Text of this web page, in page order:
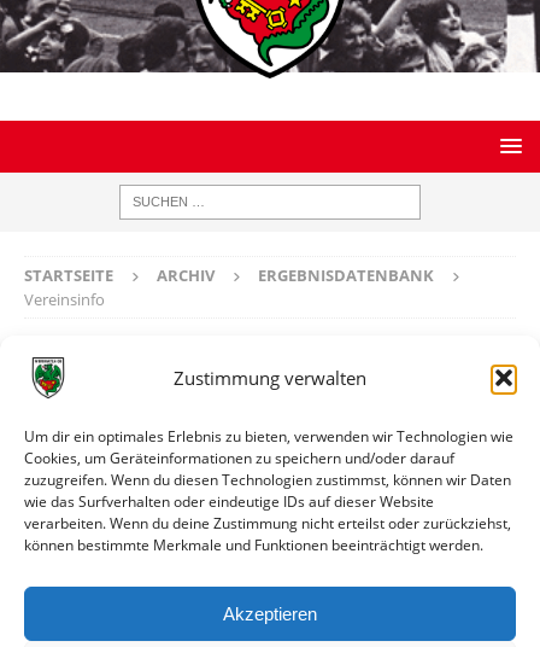
Zustimmung verwalten
Um dir ein optimales Erlebnis zu bieten, verwenden wir Technologien wie
Cookies, um Geräteinformationen zu speichern und/oder darauf
zuzugreifen. Wenn du diesen Technologien zustimmst, können wir Daten
wie das Surfverhalten oder eindeutige IDs auf dieser Website
verarbeiten. Wenn du deine Zustimmung nicht erteilst oder zurückziehst,
können bestimmte Merkmale und Funktionen beeinträchtigt werden.
Akzeptieren
STARTSEITE ARCHIV
ERGEBNISDATENBANK
Vereinsinfo
Vereinsinfo
Eintracht Wald-Michelbach II
Ort Wald-Michelbach
Weitere Informationen
Spiele gegen die erste Mannschaft
Spiele gegen die zweite Mannschaft